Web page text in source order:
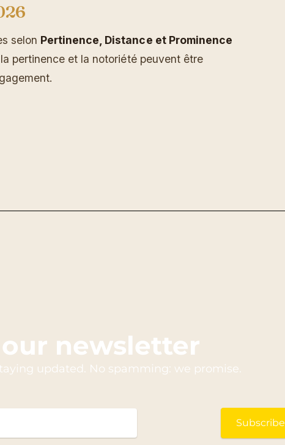
selon Pertinence, Distance et Prominence
pertinence et la notoriété peuvent être
newsletter
updated. No spamming: we promise.
Subscribe